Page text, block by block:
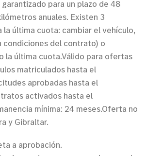
para un plazo de 48
anuales. Existen 3
la última cuota: cambiar el vehículo,
condiciones del contrato) o
la última cuota.Válido para ofertas
matriculados hasta el
aprobadas hasta el
activados hasta el
mínima: 24 meses.Oferta no
y Gibraltar.
a aprobación.